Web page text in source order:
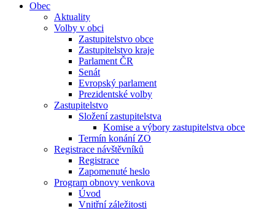
Obec
Aktuality
Volby v obci
Zastupitelstvo obce
Zastupitelstvo kraje
Parlament ČR
Senát
Evropský parlament
Prezidentské volby
Zastupitelstvo
Složení zastupitelstva
Komise a výbory zastupitelstva obce
Termín konání ZO
Registrace návštěvníků
Registrace
Zapomenuté heslo
Program obnovy venkova
Úvod
Vnitřní záležitosti